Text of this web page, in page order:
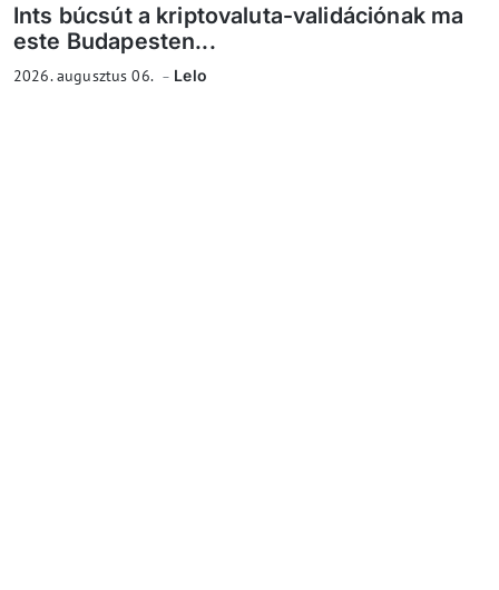
Ints búcsút a kriptovaluta-validációnak ma
este Budapesten...
2026. augusztus 06. Lelo